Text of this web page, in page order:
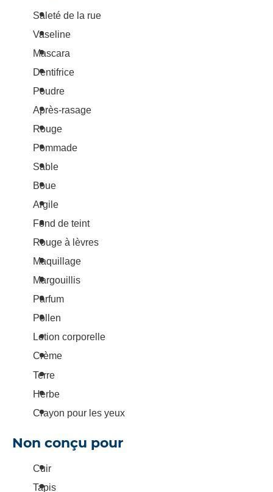
Saleté de la rue
Vaseline
Mascara
Dentifrice
Poudre
Après-rasage
Rouge
Pommade
Sable
Boue
Argile
Fond de teint
Rouge à lèvres
Maquillage
Margouillis
Parfum
Pollen
Lotion corporelle
Crème
Terre
Herbe
Crayon pour les yeux
Non conçu pour
Cuir
Tapis